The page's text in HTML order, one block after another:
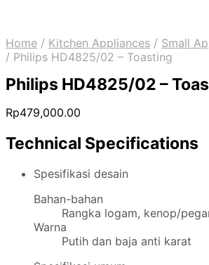
Home / Kitchen Appliances / Small
/ Philips HD4825/02 – Toasting
Philips HD4825/02 –
Rp479,000.00
Technical Specifications
Spesifikasi desain
Bahan-bahan
Rangka logam, kenop/
Warna
Putih dan baja anti karat